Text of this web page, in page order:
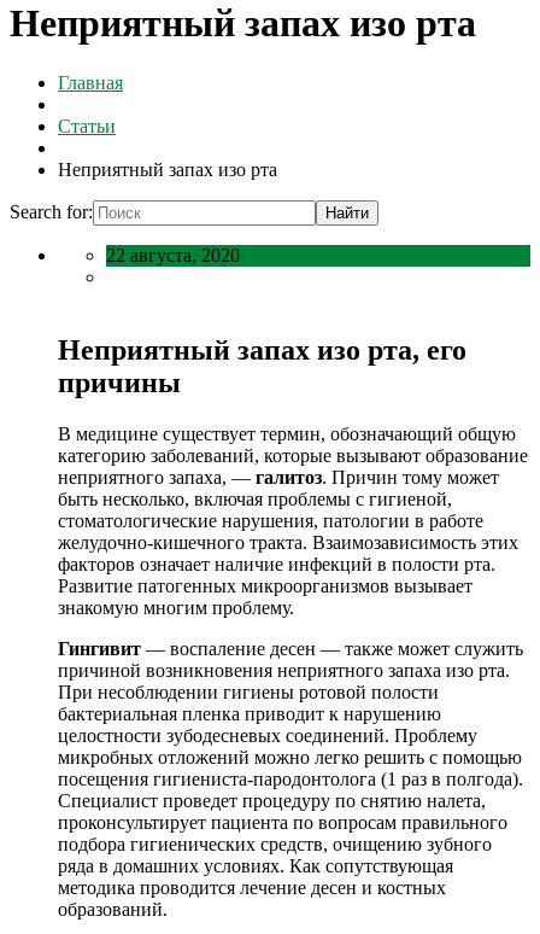
Неприятный запах изо рта
Главная
Статьи
Неприятный запах изо рта
Search for:
22 августа, 2020
Неприятный запах изо рта, его
причины
В медицине существует термин, обозначающий общую
категорию заболеваний, которые вызывают образование
неприятного запаха, — галитоз. Причин тому может
быть несколько, включая проблемы с гигиеной,
стоматологические нарушения, патологии в работе
желудочно-кишечного тракта. Взаимозависимость этих
факторов означает наличие инфекций в полости рта.
Развитие патогенных микроорганизмов вызывает
знакомую многим проблему.
Гингивит — воспаление десен — также может служить
причиной возникновения неприятного запаха изо рта.
При несоблюдении гигиены ротовой полости
бактериальная пленка приводит к нарушению
целостности зубодесневых соединений. Проблему
микробных отложений можно легко решить с помощью
посещения гигиениста-пародонтолога (1 раз в полгода).
Специалист проведет процедуру по снятию налета,
проконсультирует пациента по вопросам правильного
подбора гигиенических средств, очищению зубного
ряда в домашних условиях. Как сопутствующая
методика проводится лечение десен и костных
образований.